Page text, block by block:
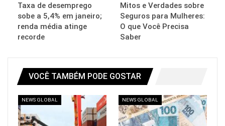
Taxa de desemprego
sobe a 5,4% em janeiro;
renda média atinge
recorde
Mitos e Verdades sobre
Seguros para Mulheres:
O que Você Precisa
Saber
VOCÊ TAMBÉM PODE GOSTAR
NEWS GLOBAL NEWS GLOBAL